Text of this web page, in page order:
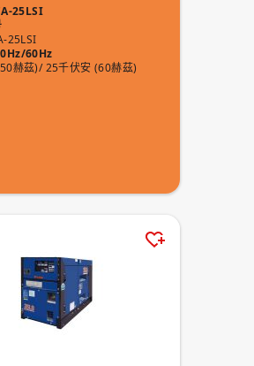
25LSI
25LSI
60Hz
赫茲)/ 25千伏安 (60赫茲)